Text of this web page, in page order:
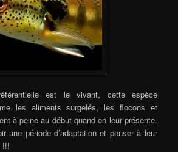
est le vivant, cette espèce
les aliments surgelés, les flocons et
à peine au début quand on leur présente.
une période d’adaptation et penser à leur
!!!